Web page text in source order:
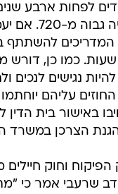
לפחות ארבע שנים
הפסיכומטרי יהיה
המדריכים להשתתף
בהיקף של 100 שעות. כמו כן,
נגישים לנכים
החוזים עליהם
באישור בית הדין
הצרכן במשרד
וחוק חיילים
שרעבי אמר כי